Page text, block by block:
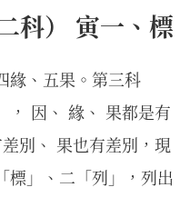
科） 寅一、標
緣、五果。第三科
， 因、 緣、 果都是有
別、 果也有差別，現
標」、二「列」，列出